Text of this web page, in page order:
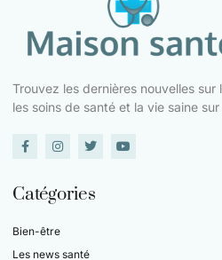
Trouvez les dernières nouvelles sur
les soins de santé et la vie saine
Catégories
Bien-être
Les news santé